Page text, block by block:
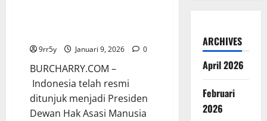
9rr5y Januari 9, 2026 0
BURCHARRY.COM –
Indonesia telah resmi
ditunjuk menjadi Presiden
Dewan Hak Asasi Manusia
ARCHIVES
April 2026
Februari
2026